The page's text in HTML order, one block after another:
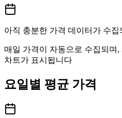
아직 충분한 가격 데이터가 수
매일 가격이 자동으로 수집되며
차트가 표시됩니다
요일별 평균 가격